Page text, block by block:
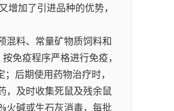
加了引进品种的优势，
混料、常量矿物质饲料和
免疫程序严格进行免疫，
后期使用药物治疗时，
，及时收集死鼠及残余鼠
火碱或生石灰消毒，每批